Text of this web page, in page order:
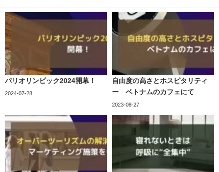
パリオリンピック2024開幕！
2024-07-28
自由度の高さとホスピタリティ
ー ベトナムのカフェにて
2023-08-27